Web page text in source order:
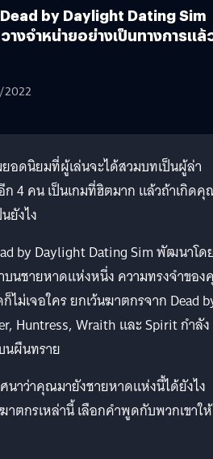
by Daylight Dating Sim
งจำหน่ายอย่างเป็นทางการแล้
ยอดนิยมที่ผู้เล่นจะได้สวมบทเป็นผู้ล่า
4 คน เป็นเกมที่ฮิตมาก แล้วถ้าเกิด
ยังไง
by Daylight Dating Sim พัฒนาโด
นชายหาดแห่งหนึ่ง ความทรงจำขอ
ม่เจอใคร ยกเว้นฆาตกรจาก Dead
Huntress, Wraith และ Spirit กำลัง
นผืนทราย
าว่าคุณมายังชายหาดแห่งนี้ได้ยังไง
ตกรเหล่านี้ เลือกคำพูดกับพวกเขาใ